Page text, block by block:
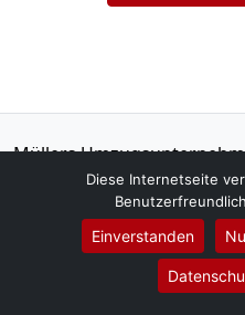
Müllers
Eugen Pohl
Ahornstraße 3
Rüdersdorf
01579-2621466
Diese Internetseite
Einverstanden